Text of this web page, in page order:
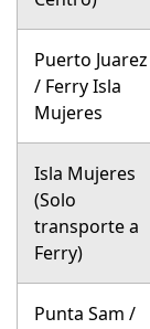
Puerto Juarez
/ Ferry Isla
Mujeres
Isla Mujeres
(Solo
transporte a
Ferry)
Punta Sam /